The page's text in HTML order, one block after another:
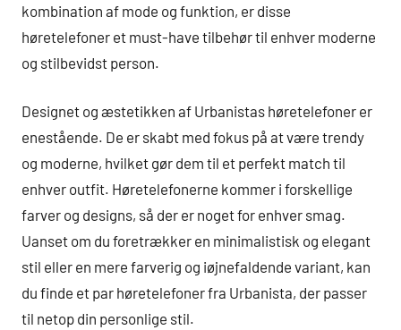
kombination af mode og funktion, er disse
høretelefoner et must-have tilbehør til enhver moderne
og stilbevidst person.
Designet og æstetikken af Urbanistas høretelefoner er
enestående. De er skabt med fokus på at være trendy
og moderne, hvilket gør dem til et perfekt match til
enhver outfit. Høretelefonerne kommer i forskellige
farver og designs, så der er noget for enhver smag.
Uanset om du foretrækker en minimalistisk og elegant
stil eller en mere farverig og iøjnefaldende variant, kan
du finde et par høretelefoner fra Urbanista, der passer
til netop din personlige stil.